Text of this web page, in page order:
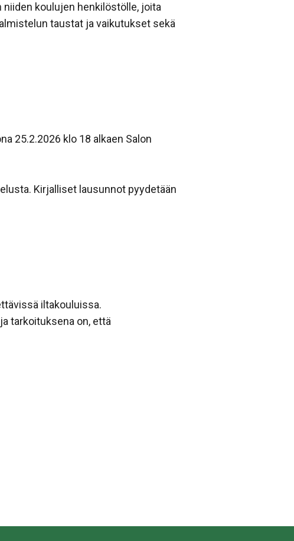
koulujen henkilöstölle, joita
taustat ja vaikutukset sekä
25.2.2026 klo 18 alkaen Salon
Kirjalliset lausunnot pyydetään
iltakouluissa.
tarkoituksena on, että